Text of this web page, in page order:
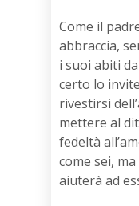
Come il
abbraccia,
i suoi abiti
certo lo
rivestirsi
mettere al
fedeltà
come sei,
aiuterà ad